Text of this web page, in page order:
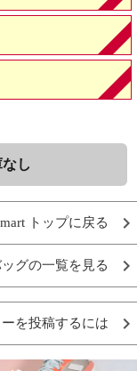
し
トップに戻る
グの一覧を見る
を投稿するには